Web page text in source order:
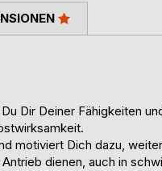
Dir Deiner Fähigkeiten
motiviert Dich dazu,
dienen, auch in